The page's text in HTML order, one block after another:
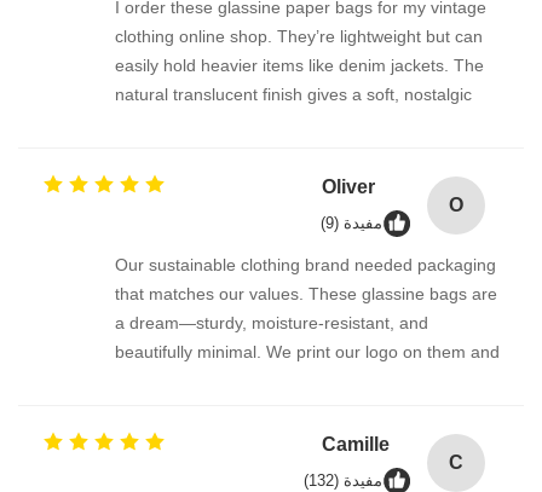
I order these glassine paper bags for my vintage
clothing online shop. They’re lightweight but can
easily hold heavier items like denim jackets. The
natural translucent finish gives a soft, nostalgic
and they stay closed during shipping. Very
O
Oliver
مفيدة (9)
Our sustainable clothing brand needed packaging
that matches our values. These glassine bags are
a dream—sturdy, moisture-resistant, and
beautifully minimal. We print our logo on them and
custom sizes, which was very helpful. Highly
C
Camille
مفيدة (132)